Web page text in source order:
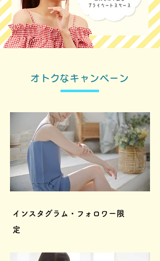
オトクなキャンペーン
インスタグラム・フォロワー限
定